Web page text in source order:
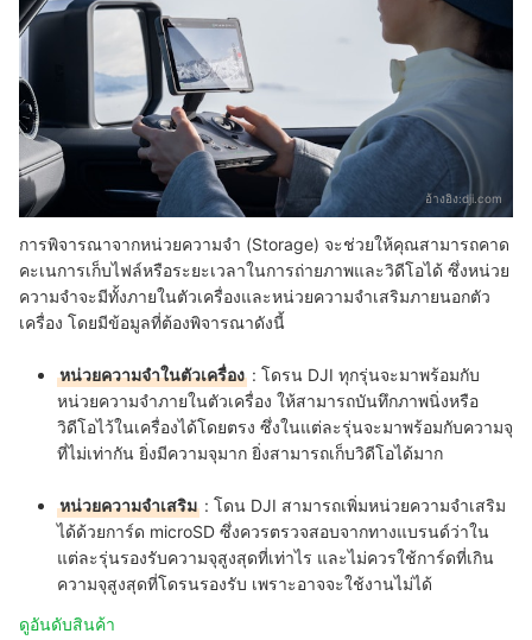
อ้างอิง:dji.com
การพิจารณาจากหน่วยความจำ (Storage) จะช่วยให้คุณสามารถคาด
คะเนการเก็บไฟล์หรือระยะเวลาในการถ่ายภาพและวิดีโอได้ ซึ่งหน่วย
ความจำจะมีทั้งภายในตัวเครื่องและหน่วยความจำเสริมภายนอกตัว
เครื่อง โดยมีข้อมูลที่ต้องพิจารณาดังนี้
หน่วยความจำในตัวเครื่อง : โดรน DJI ทุกรุ่นจะมาพร้อมกับ
หน่วยความจำภายในตัวเครื่อง ให้สามารถบันทึกภาพนิ่งหรือ
วิดีโอไว้ในเครื่องได้โดยตรง ซึ่งในแต่ละรุ่นจะมาพร้อมกับความจุ
ที่ไม่เท่ากัน ยิ่งมีความจุมาก ยิ่งสามารถเก็บวิดีโอได้มาก
หน่วยความจำเสริม : โดน DJI สามารถเพิ่มหน่วยความจำเสริม
ได้ด้วยการ์ด microSD ซึ่งควรตรวจสอบจากทางแบรนด์ว่าใน
แต่ละรุ่นรองรับความจุสูงสุดที่เท่าไร และไม่ควรใช้การ์ดที่เกิน
ความจุสูงสุดที่โดรนรองรับ เพราะอาจจะใช้งานไม่ได้
ดูอันดับสินค้า